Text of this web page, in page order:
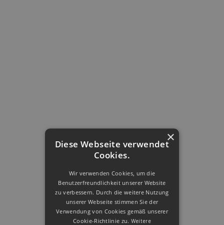
×
Diese Webseite verwendet
Cookies.
Wir verwenden Cookies, um die
Benutzerfreundlichkeit unserer Website
zu verbessern. Durch die weitere Nutzung
unserer Webseite stimmen Sie der
Verwendung von Cookies gemäß unserer
Cookie-Richtlinie zu. Weitere